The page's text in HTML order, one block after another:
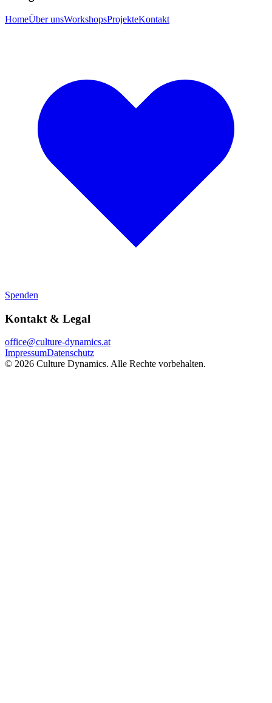
HomeÜber unsWorkshopsProjekteKontakt
Spenden
Kontakt & Legal
office@culture-dynamics.at
ImpressumDatenschutz
© 2026 Culture Dynamics. Alle Rechte vorbehalten.